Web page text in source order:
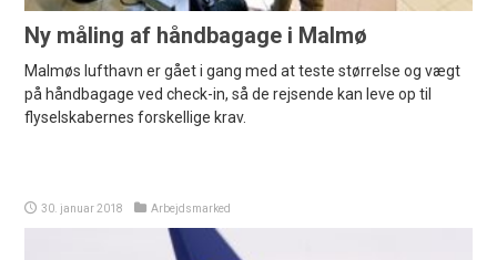
Ny måling af håndbagage i Malmø
Malmøs lufthavn er gået i gang med at teste størrelse og vægt
på håndbagage ved check-in, så de rejsende kan leve op til
flyselskabernes forskellige krav.
30. januar 2018 Arbejdsmarked